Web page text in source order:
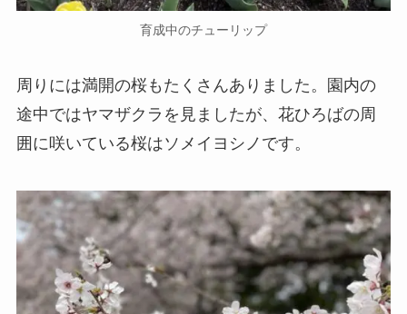
育成中のチューリップ
周りには満開の桜もたくさんありました。園内の
途中ではヤマザクラを見ましたが、花ひろばの周
囲に咲いている桜はソメイヨシノです。